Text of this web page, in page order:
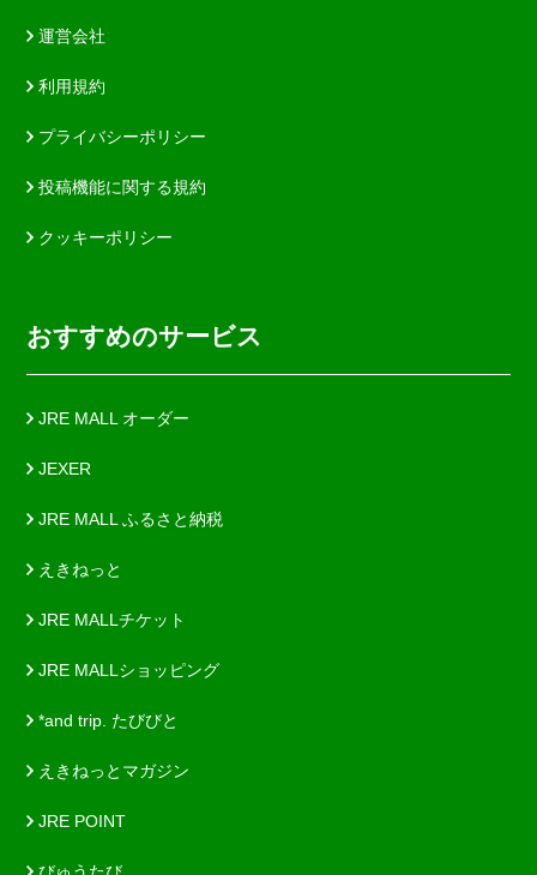
運営会社
利用規約
プライバシーポリシー
投稿機能に関する規約
クッキーポリシー
おすすめのサービス
JRE MALL オーダー
JEXER
JRE MALL ふるさと納税
えきねっと
JRE MALLチケット
JRE MALLショッピング
*and trip. たびびと
えきねっとマガジン
JRE POINT